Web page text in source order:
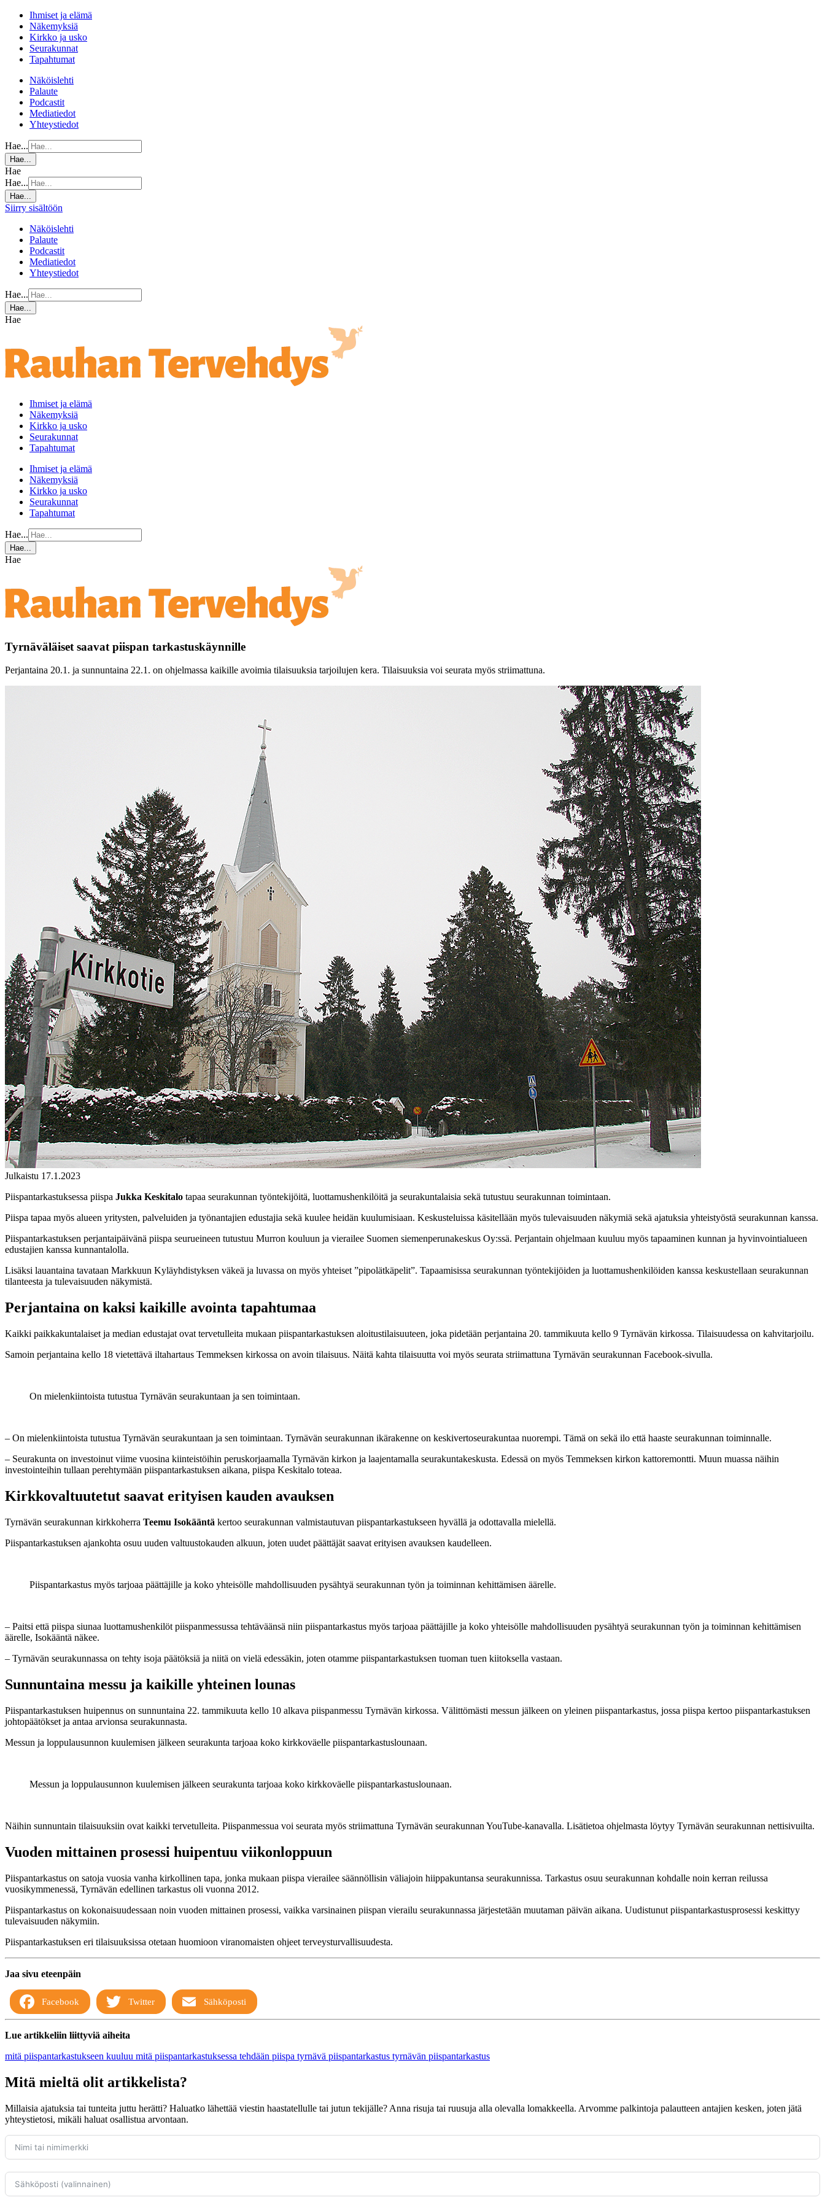
Ihmiset ja elämä
Näkemyksiä
Kirkko ja usko
Seurakunnat
Tapahtumat
Näköislehti
Palaute
Podcastit
Mediatiedot
Yhteystiedot
Hae...
Hae...
Hae
Hae...
Hae...
Siirry sisältöön
Näköislehti
Palaute
Podcastit
Mediatiedot
Yhteystiedot
Hae...
Hae...
Hae
Ihmiset ja elämä
Näkemyksiä
Kirkko ja usko
Seurakunnat
Tapahtumat
Ihmiset ja elämä
Näkemyksiä
Kirkko ja usko
Seurakunnat
Tapahtumat
Hae...
Hae...
Hae
Tyrnäväläiset saavat piispan tarkastuskäynnille
Perjantaina 20.1. ja sunnuntaina 22.1. on ohjelmassa kaikille avoimia tilaisuuksia tarjoilujen kera. Tilaisuuksia voi seurata myös striimattuna.
Julkaistu 17.1.2023
Piispantarkastuksessa piispa Jukka Keskitalo tapaa seurakunnan työntekijöitä, luottamushenkilöitä ja seurakuntalaisia sekä tutustuu seurakunnan toimintaan.
Piispa tapaa myös alueen yritysten, palveluiden ja työnantajien edustajia sekä kuulee heidän kuulumisiaan. Keskusteluissa käsitellään myös tulevaisuuden näkymiä sekä ajatuksia yhteistyöstä seurakunnan kanssa.
Piispantarkastuksen perjantaipäivänä piispa seurueineen tutustuu Murron kouluun ja vierailee Suomen siemenperunakeskus Oy:ssä. Perjantain ohjelmaan kuuluu myös tapaaminen kunnan ja hyvinvointialueen
edustajien kanssa kunnantalolla.
Lisäksi lauantaina tavataan Markkuun Kyläyhdistyksen väkeä ja luvassa on myös yhteiset ”pipolätkäpelit”. Tapaamisissa seurakunnan työntekijöiden ja luottamushenkilöiden kanssa keskustellaan seurakunnan
tilanteesta ja tulevaisuuden näkymistä.
Perjantaina on kaksi kaikille avointa tapahtumaa
Kaikki paikkakuntalaiset ja median edustajat ovat tervetulleita mukaan piispantarkastuksen aloitustilaisuuteen, joka pidetään perjantaina 20. tammikuuta kello 9 Tyrnävän kirkossa. Tilaisuudessa on kahvitarjoilu.
Samoin perjantaina kello 18 vietettävä iltahartaus Temmeksen kirkossa on avoin tilaisuus. Näitä kahta tilaisuutta voi myös seurata striimattuna Tyrnävän seurakunnan Facebook-sivulla.
On mielenkiintoista tutustua Tyrnävän seurakuntaan ja sen toimintaan.
– On mielenkiintoista tutustua Tyrnävän seurakuntaan ja sen toimintaan. Tyrnävän seurakunnan ikärakenne on keskivertoseurakuntaa nuorempi. Tämä on sekä ilo että haaste seurakunnan toiminnalle.
– Seurakunta on investoinut viime vuosina kiinteistöihin peruskorjaamalla Tyrnävän kirkon ja laajentamalla seurakuntakeskusta. Edessä on myös Temmeksen kirkon kattoremontti. Muun muassa näihin
investointeihin tullaan perehtymään piispantarkastuksen aikana, piispa Keskitalo toteaa.
Kirkkovaltuutetut saavat erityisen kauden avauksen
Tyrnävän seurakunnan kirkkoherra Teemu Isokääntä kertoo seurakunnan valmistautuvan piispantarkastukseen hyvällä ja odottavalla mielellä.
Piispantarkastuksen ajankohta osuu uuden valtuustokauden alkuun, joten uudet päättäjät saavat erityisen avauksen kaudelleen.
Piispantarkastus myös tarjoaa päättäjille ja koko yhteisölle mahdollisuuden pysähtyä seurakunnan työn ja toiminnan kehittämisen äärelle.
– Paitsi että piispa siunaa luottamushenkilöt piispanmessussa tehtäväänsä niin piispantarkastus myös tarjoaa päättäjille ja koko yhteisölle mahdollisuuden pysähtyä seurakunnan työn ja toiminnan kehittämisen
äärelle, Isokääntä näkee.
– Tyrnävän seurakunnassa on tehty isoja päätöksiä ja niitä on vielä edessäkin, joten otamme piispantarkastuksen tuoman tuen kiitoksella vastaan.
Sunnuntaina messu ja kaikille yhteinen lounas
Piispantarkastuksen huipennus on sunnuntaina 22. tammikuuta kello 10 alkava piispanmessu Tyrnävän kirkossa. Välittömästi messun jälkeen on yleinen piispantarkastus, jossa piispa kertoo piispantarkastuksen
johtopäätökset ja antaa arvionsa seurakunnasta.
Messun ja loppulausunnon kuulemisen jälkeen seurakunta tarjoaa koko kirkkoväelle piispantarkastuslounaan.
Messun ja loppulausunnon kuulemisen jälkeen seurakunta tarjoaa koko kirkkoväelle piispantarkastuslounaan.
Näihin sunnuntain tilaisuuksiin ovat kaikki tervetulleita. Piispanmessua voi seurata myös striimattuna Tyrnävän seurakunnan YouTube-kanavalla. Lisätietoa ohjelmasta löytyy Tyrnävän seurakunnan nettisivuilta.
Vuoden mittainen prosessi huipentuu viikonloppuun
Piispantarkastus on satoja vuosia vanha kirkollinen tapa, jonka mukaan piispa vierailee säännöllisin väliajoin hiippakuntansa seurakunnissa. Tarkastus osuu seurakunnan kohdalle noin kerran reilussa
vuosikymmenessä, Tyrnävän edellinen tarkastus oli vuonna 2012.
Piispantarkastus on kokonaisuudessaan noin vuoden mittainen prosessi, vaikka varsinainen piispan vierailu seurakunnassa järjestetään muutaman päivän aikana. Uudistunut piispantarkastusprosessi keskittyy
tulevaisuuden näkymiin.
Piispantarkastuksen eri tilaisuuksissa otetaan huomioon viranomaisten ohjeet terveysturvallisuudesta.
Jaa sivu eteenpäin
Facebook Twitter Sähköposti
Lue artikkeliin liittyviä aiheita
mitä piispantarkastukseen kuuluu mitä piispantarkastuksessa tehdään piispa tyrnävä piispantarkastus tyrnävän piispantarkastus
Mitä mieltä olit artikkelista?
Millaisia ajatuksia tai tunteita juttu herätti? Haluatko lähettää viestin haastatellulle tai jutun tekijälle? Anna risuja tai ruusuja alla olevalla lomakkeella. Arvomme palkintoja palautteen antajien kesken, joten jätä
yhteystietosi, mikäli haluat osallistua arvontaan.